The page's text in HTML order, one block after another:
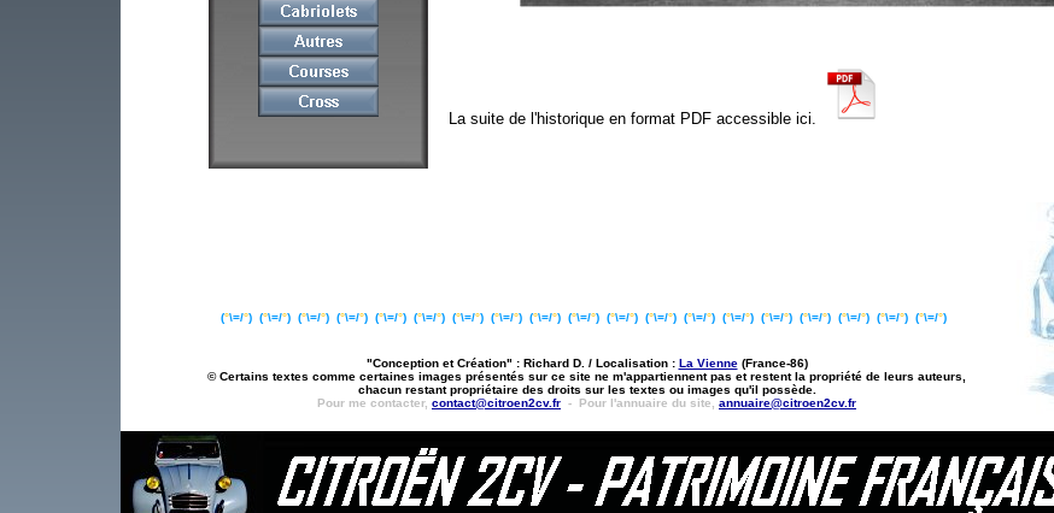
(°\=/°) (°\=/°) (°\=/°) (°\=/°) (°\=/°) (°\=/°) (°\=/°) (°\=/°) (°\=/°) (°\=/°) (°\=/°) (°\=/°) (°\=/°) (°\=/°) (°\=/°) (°\=/°) (°\=/°) (°\=/°) (°\=/°)
"Conception et Création" : Richard D. / Localisation : La Vienne(France-86)
© Certains textes comme certaines images présentés sur ce site ne m'appartiennent pas et restent la propriété de leurs auteurs,
chacun restant propriétaire des droits sur les textes ou images qu'il possède.
Pour me contacter, contact@citroen2cv.fr - Pour l'annuaire du site, annuaire@citroen2cv.fr
La suite de l'historique en format PDF accessible ici.